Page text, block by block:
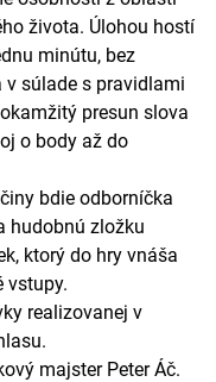
života. Úlohou hostí
minútu, bez
súlade s pravidlami
presun slova
o body až do
bdie odborníčka
hudobnú zložku
ktorý do hry vnáša
vstupy.
realizovanej v
majster Peter Áč.